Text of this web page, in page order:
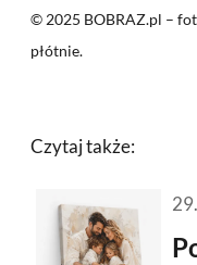
©2025 BOBRAZ.pl –
płótnie.
Czytaj także: